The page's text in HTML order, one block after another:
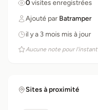
0visites enregistrées
Ajouté par Batramper
il y a 3 mois mis à jour
Aucune note pour l'instant
Sites à proximité